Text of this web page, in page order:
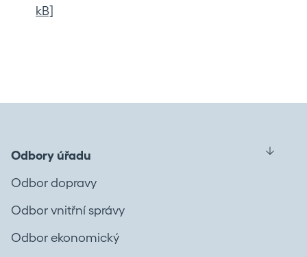
kB]
Odbory úřadu
Odbor dopravy
Odbor vnitřní správy
Odbor ekonomický